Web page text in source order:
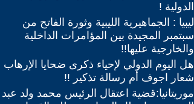
الدولية !
ليبيا : الجماهيرية الليبية وثورة الفاتح من
سبتمبر المجيدة بين المؤامرات الداخلية
والخارجية عليها!!
هل اليوم الدولي لإحياء ذكرى ضحايا الإرهاب
شعار اجوف أم رسالة تذكير !!
موريتانيا:قضية اعتقال الرئيس محمد ولد عبد